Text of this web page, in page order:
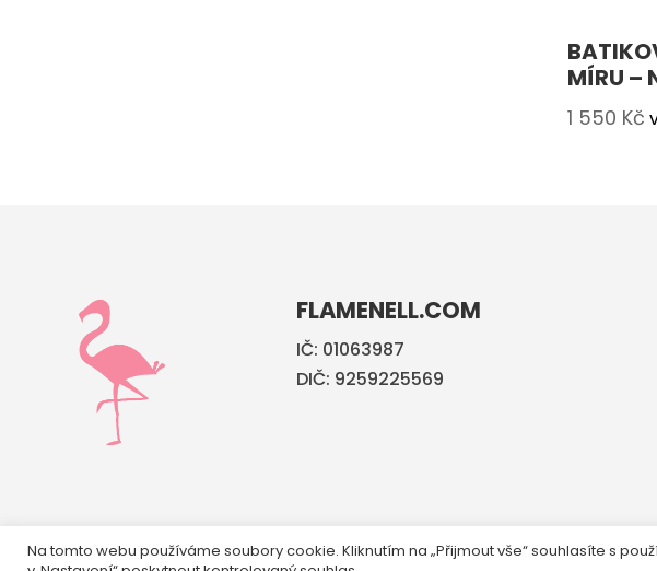
MÍRU –
1 550 Kč
FLAMENELL.COM
IČ: 01063987
DIČ: 9259225569
Na tomto webu používáme soubory cookie. Kliknutím na „Přijmout vše“ souhlasíte s